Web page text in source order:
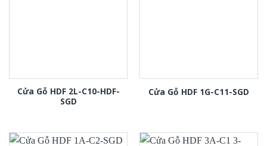
Cửa Gỗ HDF 2L-C10-HDF-
SGD
Cửa Gỗ HDF 1G-C11-SGD